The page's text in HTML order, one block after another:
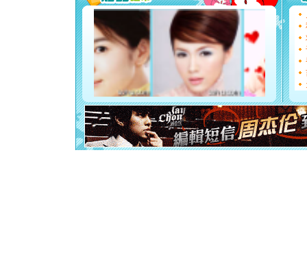
[圣诞节]
如意,快
[元旦]
看
断电。
你是我
[元旦]
如
起；二
离。水
[元旦]当
泣，这痛
卖了。水
[春节]风
颜！冬去